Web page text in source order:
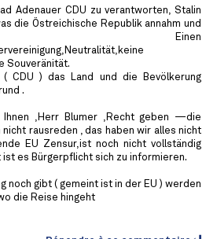
Adenauer CDU zu verantworten, Stalin
die Östreichische Republik annahm und
Einen
Souveränität.
CDU ) das Land und die Bevölkerung
.
,Herr Blumer ,Recht geben —die
nicht rausreden , das haben wir alles nicht
EU Zensur,ist noch nicht vollständig
es Bürgerpflicht sich zu informieren.
noch gibt ( gemeint ist in der EU ) werden
die Reise hingeht